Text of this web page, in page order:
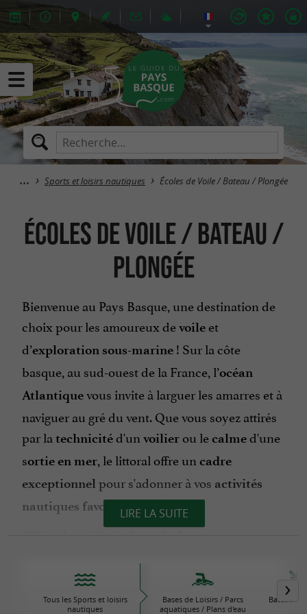
Sports et loisirs nautiques Écoles de Voile / Bateau / Plongée
Écoles de Voile / Bateau /
Plongée
Bienvenue au Pays Basque, une destination de
choix pour les amoureux devoile et
d’exploration sous-marine ! Sur la côte
basque, au sud-ouest de la France, l’océan
Atlantiquevous invite à larguer les amarres et à
naviguer au gré du vent. Que vous soyez attirés
par la technicitéd'un voilierou lecalmed'une
sortie en mer, le littoral offre un cadre
exceptionnel pour s'adonner à vos activités
nautiques favorites.
opportunités ne manquent pas pour prendre le
large. Sur place, de nombreuses écoles de voile
LIRE LA SUITE
Tous les Sports et loisirs
nautiques
Bases de Loisirs / Parcs
aquatiques / Plans d'eau
Bateaux /